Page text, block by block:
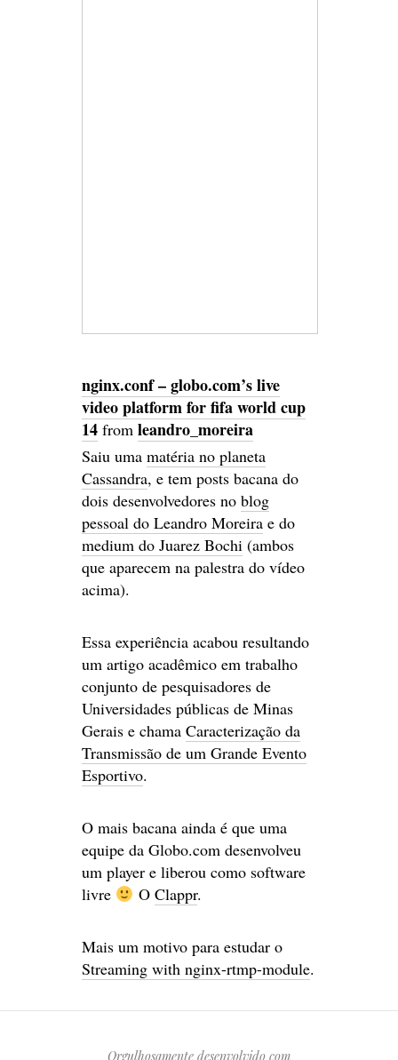
nginx.conf – globo.com’s live
video platform for fifa world cup
14 from leandro_moreira
Saiu uma matéria no planeta
Cassandra, e tem posts bacana do
dois desenvolvedores no blog
pessoal do Leandro Moreira e do
medium do Juarez Bochi (ambos
que aparecem na palestra do vídeo
acima).
Essa experiência acabou resultando
um artigo acadêmico em trabalho
conjunto de pesquisadores de
Universidades públicas de Minas
Gerais e chama Caracterização da
Transmissão de um Grande Evento
Esportivo.
O mais bacana ainda é que uma
equipe da Globo.com desenvolveu
um player e liberou como software
livre
O Clappr.
Mais um motivo para estudar o
Streaming with nginx-rtmp-module.
Orgulhosamente desenvolvido com